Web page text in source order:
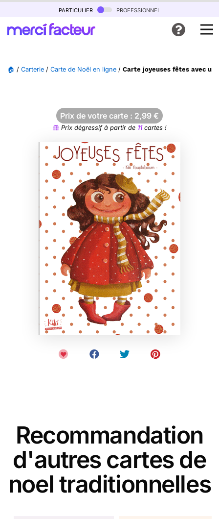
particulier professionnel
🏠 / Carterie / Carte de Noël en ligne / Carte joyeuses fêtes avec
Prix de votre carte : 2,99 €
Prix dégressif à partir de 11cartes !
Recommandation
d'autres cartes de
noel traditionnelles